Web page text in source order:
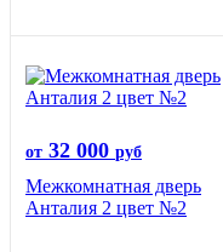
от 32 000 руб
Межкомнатная дверь
Анталия 2 цвет №2